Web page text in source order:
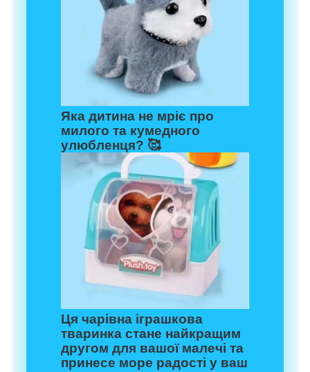
Яка дитина не мріє про
милого та кумедного
улюбленця? 🥰
Ця чарівна іграшкова
тваринка стане найкращим
другом для вашої малечі та
принесе море радості у ваш